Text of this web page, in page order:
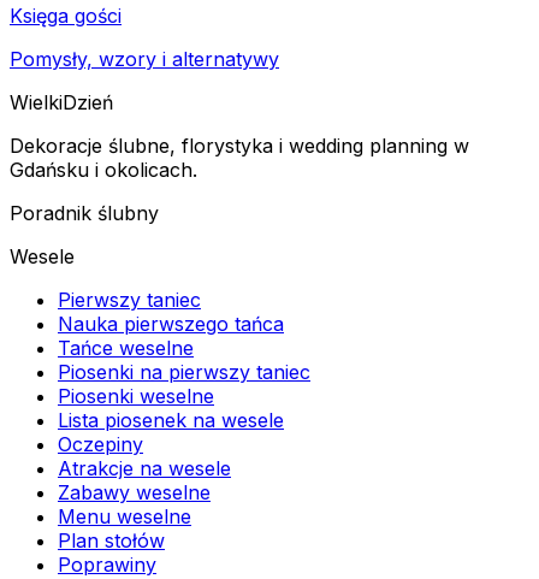
Księga gości
Pomysły, wzory i alternatywy
WielkiDzień
Dekoracje ślubne, florystyka i wedding planning w
Gdańsku i okolicach.
Poradnik ślubny
Wesele
Pierwszy taniec
Nauka pierwszego tańca
Tańce weselne
Piosenki na pierwszy taniec
Piosenki weselne
Lista piosenek na wesele
Oczepiny
Atrakcje na wesele
Zabawy weselne
Menu weselne
Plan stołów
Poprawiny